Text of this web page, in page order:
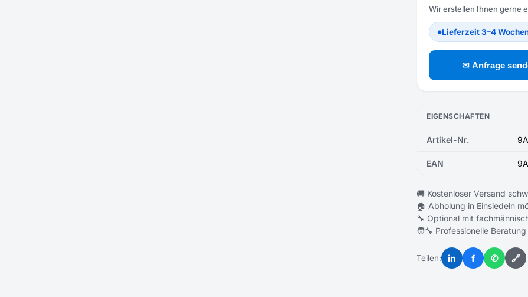
Wir erstellen Ihnen gerne
●Lieferzeit 3–4
✉ Anfrage
EIGENSCHAFTEN
Artikel-Nr.
EAN
🚚 Kostenloser Versand
🏠 Abholung in Einsiedeln
🔧 Optional mit
🧑‍🔧 Professionelle
Teilen: in f ✆ 🔗